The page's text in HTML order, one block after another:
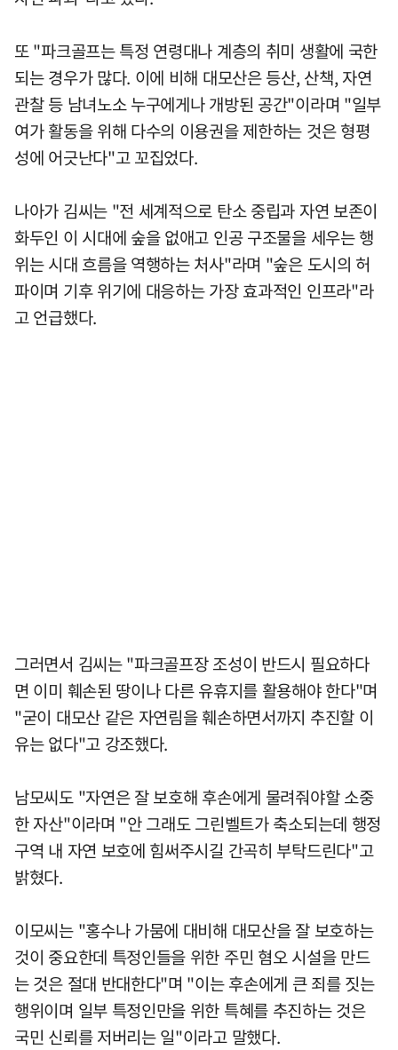
또 "파크골프는 특정 연령대나 계층의 취미 생활에 국한
되는 경우가 많다. 이에 비해 대모산은 등산, 산책, 자연
관찰 등 남녀노소 누구에게나 개방된 공간"이라며 "일부
여가 활동을 위해 다수의 이용권을 제한하는 것은 형평
성에 어긋난다"고 꼬집었다.
나아가 김씨는 "전 세계적으로 탄소 중립과 자연 보존이
화두인 이 시대에 숲을 없애고 인공 구조물을 세우는 행
위는 시대 흐름을 역행하는 처사"라며 "숲은 도시의 허
파이며 기후 위기에 대응하는 가장 효과적인 인프라"라
고 언급했다.
그러면서 김씨는 "파크골프장 조성이 반드시 필요하다
면 이미 훼손된 땅이나 다른 유휴지를 활용해야 한다"며
"굳이 대모산 같은 자연림을 훼손하면서까지 추진할 이
유는 없다"고 강조했다.
남모씨도 "자연은 잘 보호해 후손에게 물려줘야할 소중
한 자산"이라며 "안 그래도 그린벨트가 축소되는데 행정
구역 내 자연 보호에 힘써주시길 간곡히 부탁드린다"고
밝혔다.
이모씨는 "홍수나 가뭄에 대비해 대모산을 잘 보호하는
것이 중요한데 특정인들을 위한 주민 혐오 시설을 만드
는 것은 절대 반대한다"며 "이는 후손에게 큰 죄를 짓는
행위이며 일부 특정인만을 위한 특혜를 추진하는 것은
국민 신뢰를 저버리는 일"이라고 말했다.